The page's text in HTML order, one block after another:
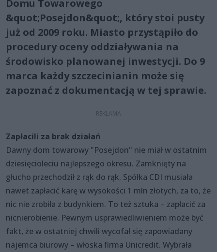
Domu Towarowego
&quot;Posejdon&quot;, który stoi pusty
już od 2009 roku. Miasto przystąpiło do
procedury oceny oddziaływania na
środowisko planowanej inwestycji. Do 9
marca każdy szczecinianin może się
zapoznać z dokumentacją w tej sprawie.
Zapłacili za brak działań
Dawny dom towarowy "Posejdon" nie miał w ostatnim
dziesięcioleciu najlepszego okresu. Zamknięty na
głucho przechodził z rąk do rąk. Spółka CDI musiała
nawet zapłacić karę w wysokości 1 mln złotych, za to, że
nic nie zrobiła z budynkiem. To też sztuka – zapłacić za
nicnierobienie. Pewnym usprawiedliwieniem może być
fakt, że w ostatniej chwili wycofał się zapowiadany
najemca biurowy – włoska firma Unicredit. Wybrała